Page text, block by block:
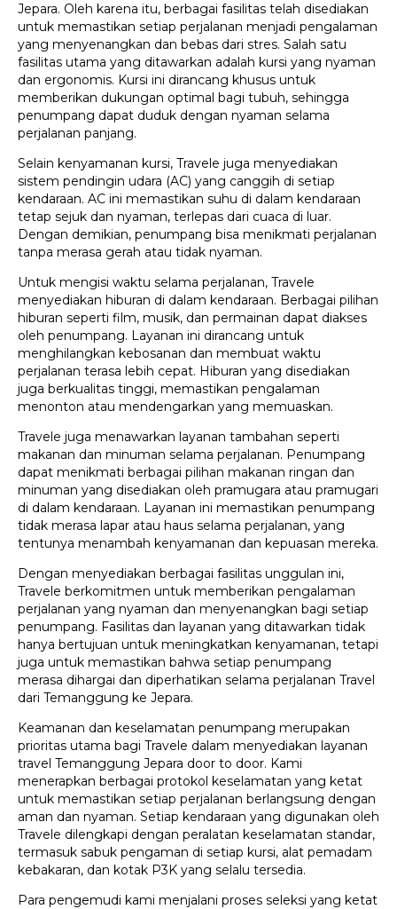
Jepara. Oleh karena itu, berbagai fasilitas telah disediakan
untuk memastikan setiap perjalanan menjadi pengalaman
yang menyenangkan dan bebas dari stres. Salah satu
fasilitas utama yang ditawarkan adalah kursi yang nyaman
dan ergonomis. Kursi ini dirancang khusus untuk
memberikan dukungan optimal bagi tubuh, sehingga
penumpang dapat duduk dengan nyaman selama
perjalanan panjang.
Selain kenyamanan kursi, Travele juga menyediakan
sistem pendingin udara (AC) yang canggih di setiap
kendaraan. AC ini memastikan suhu di dalam kendaraan
tetap sejuk dan nyaman, terlepas dari cuaca di luar.
Dengan demikian, penumpang bisa menikmati perjalanan
tanpa merasa gerah atau tidak nyaman.
Untuk mengisi waktu selama perjalanan, Travele
menyediakan hiburan di dalam kendaraan. Berbagai pilihan
hiburan seperti film, musik, dan permainan dapat diakses
oleh penumpang. Layanan ini dirancang untuk
menghilangkan kebosanan dan membuat waktu
perjalanan terasa lebih cepat. Hiburan yang disediakan
juga berkualitas tinggi, memastikan pengalaman
menonton atau mendengarkan yang memuaskan.
Travele juga menawarkan layanan tambahan seperti
makanan dan minuman selama perjalanan. Penumpang
dapat menikmati berbagai pilihan makanan ringan dan
minuman yang disediakan oleh pramugara atau pramugari
di dalam kendaraan. Layanan ini memastikan penumpang
tidak merasa lapar atau haus selama perjalanan, yang
tentunya menambah kenyamanan dan kepuasan mereka.
Dengan menyediakan berbagai fasilitas unggulan ini,
Travele berkomitmen untuk memberikan pengalaman
perjalanan yang nyaman dan menyenangkan bagi setiap
penumpang. Fasilitas dan layanan yang ditawarkan tidak
hanya bertujuan untuk meningkatkan kenyamanan, tetapi
juga untuk memastikan bahwa setiap penumpang
merasa dihargai dan diperhatikan selama perjalanan Travel
dari Temanggung ke Jepara.
Keamanan dan keselamatan penumpang merupakan
prioritas utama bagi Travele dalam menyediakan layanan
travel Temanggung Jepara door to door. Kami
menerapkan berbagai protokol keselamatan yang ketat
untuk memastikan setiap perjalanan berlangsung dengan
aman dan nyaman. Setiap kendaraan yang digunakan oleh
Travele dilengkapi dengan peralatan keselamatan standar,
termasuk sabuk pengaman di setiap kursi, alat pemadam
kebakaran, dan kotak P3K yang selalu tersedia.
Para pengemudi kami menjalani proses seleksi yang ketat